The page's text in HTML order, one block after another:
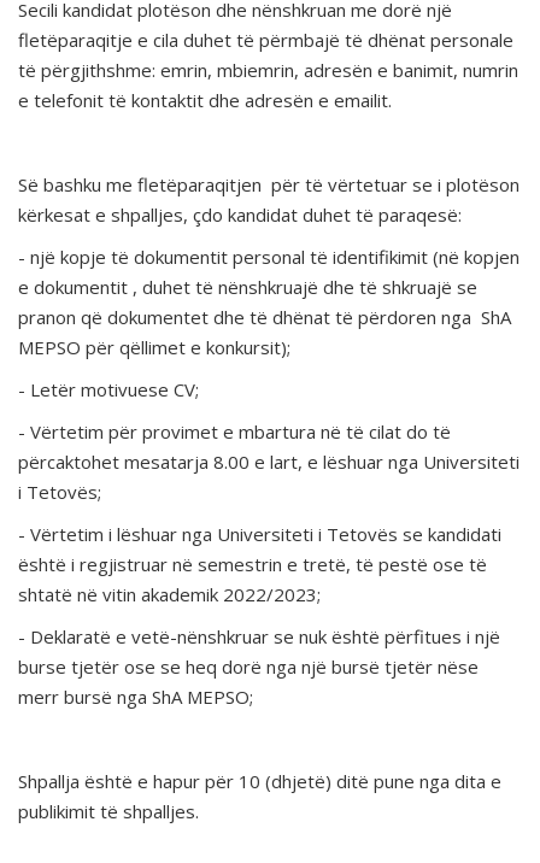
Secili kandidat plotëson dhe nënshkruan me dorë një
fletëparaqitje e cila duhet të përmbajë të dhënat personale
të përgjithshme: emrin, mbiemrin, adresën e banimit, numrin
e telefonit të kontaktit dhe adresën e emailit.
Së bashku me fletëparaqitjen për të vërtetuar se i plotëson
kërkesat e shpalljes, çdo kandidat duhet të paraqesë:
- një kopje të dokumentit personal të identifikimit (në kopjen
e dokumentit , duhet të nënshkruajë dhe të shkruajë se
pranon që dokumentet dhe të dhënat të përdoren nga ShA
MEPSO për qëllimet e konkursit);
- Letër motivuese CV;
- Vërtetim për provimet e mbartura në të cilat do të
përcaktohet mesatarja 8.00 e lart, e lëshuar nga Universiteti
i Tetovës;
- Vërtetim i lëshuar nga Universiteti i Tetovës se kandidati
është i regjistruar në semestrin e tretë, të pestë ose të
shtatë në vitin akademik 2022/2023;
- Deklaratë e vetë-nënshkruar se nuk është përfitues i një
burse tjetër ose se heq dorë nga një bursë tjetër nëse
merr bursë nga ShA MEPSO;
Shpallja është e hapur për 10 (dhjetë) ditë pune nga dita e
publikimit të shpalljes.